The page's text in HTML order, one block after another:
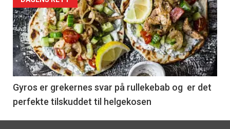
akkurat
nå
-
6
Gyros er grekernes svar på rullekebab og er det
perfekte tilskuddet til helgekosen